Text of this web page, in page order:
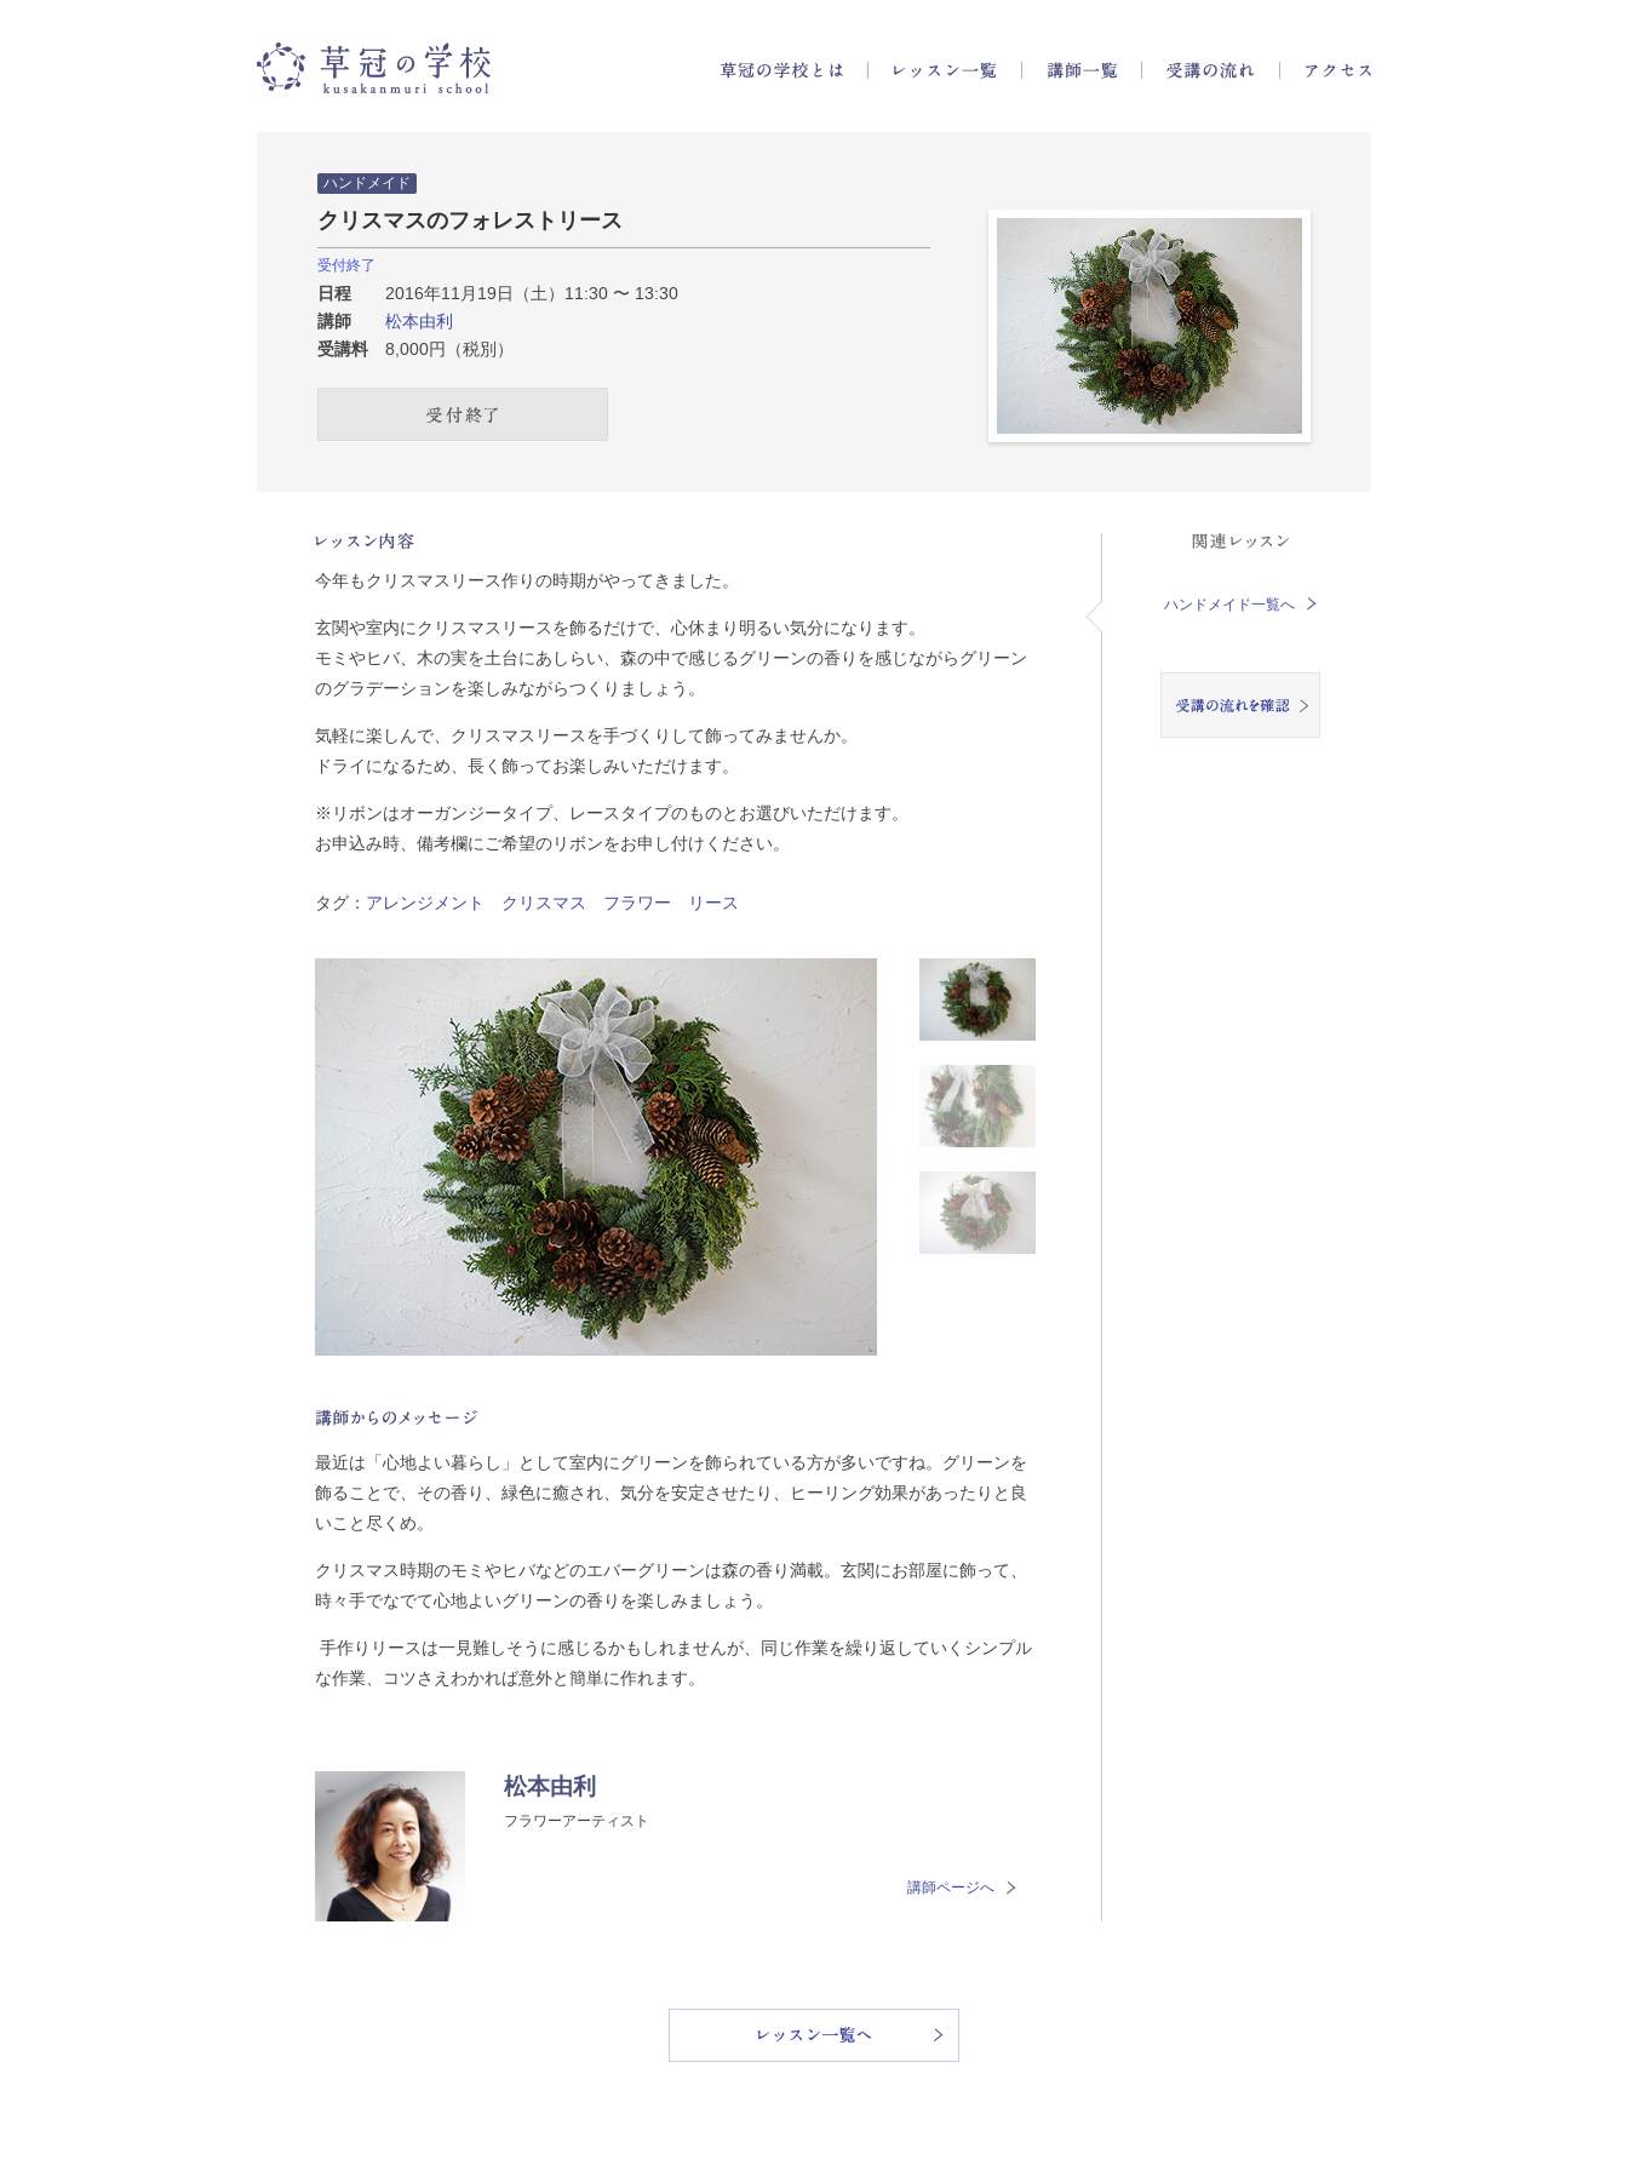
草冠の学校とは レッスン一覧 講師一覧 受講の流れ
ハンドメイド
クリスマスのフォレストリース
受付終了
日程
2016年11月19日（土）11:30 〜 13:30
講師
松本由利
受講料
8,000円（税別）
今年もクリスマスリース作りの時期がやってきました。
玄関や室内にクリスマスリースを飾るだけで、心休まり明るい気分になります。
モミやヒバ、木の実を土台にあしらい、 森の中で感じるグリーンの香りを感じながらグリーン
のグラデーションを楽しみながらつくりましょう。
気軽に楽しんで、クリスマスリースを手づくりして飾ってみませんか。
ドライになるため、長く飾ってお楽しみいただけます。
※リボンはオーガンジータイプ、レースタイプのものとお選びいただけます。
お申込み時、備考欄にご希望のリボンをお申し付けください。
タグ： アレンジメント クリスマス フラワー リース
最近は「心地よい暮らし」として室内にグリーンを飾られている方が多いですね。グリーンを
飾ることで、その香り、緑色に癒され、気分を安定させたり、ヒーリング効果があったりと良
いこと尽くめ。
クリスマス時期のモミやヒバなどのエバーグリーンは森の香り満載。玄関にお部屋に飾って、
時々手でなでて心地よいグリーンの香りを楽しみましょう。
手作りリースは一見難しそうに感じるかもしれませんが、同じ作業を繰り返していくシンプル
な作業、コツさえわかれば意外と簡単に作れます。
松本由利
フラワーアーティスト
講師ページへ
ハンドメイド一覧へ